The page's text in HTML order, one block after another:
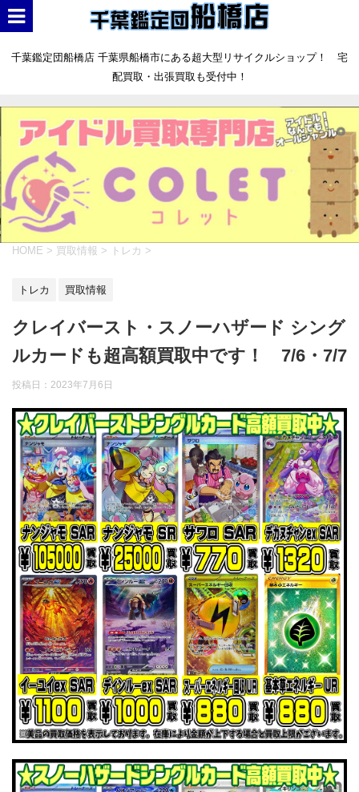
千葉鑑定団船橋店 千葉県船橋市にある超大型リサイクルショップ！ 宅
配買取・出張買取も受付中！
HOME > 買取情報 > トレカ >
トレカ 買取情報
クレイバースト・スノーハザード シング
ルカードも超高額買取中です！ 7/6・7/7
投稿日： 2023年7月6日